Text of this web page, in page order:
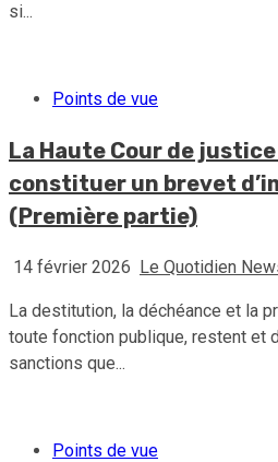
si...
Points de vue
La Haute Cour de
constituer un brevet
(Première partie)
14 février 2026 Le Quotidien
La destitution, la déchéance et la
toute fonction publique, restent et
sanctions que...
Points de vue